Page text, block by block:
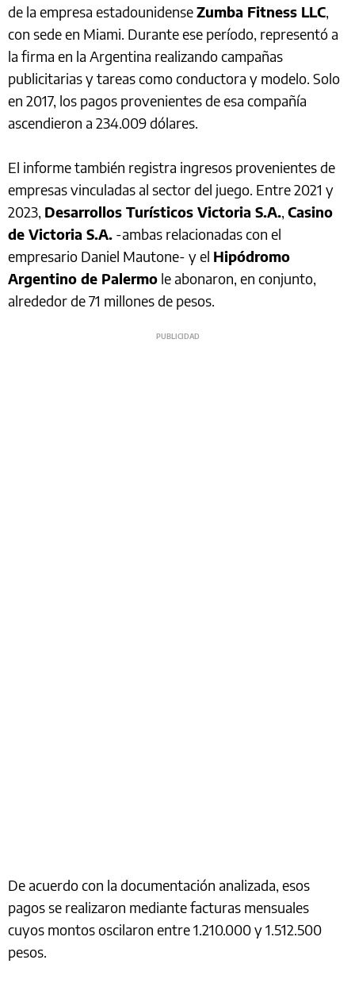
de la empresa estadounidenseZumba Fitness LLC,
con sede en Miami. Durante ese período, representó a
la firma en la Argentina realizando campañas
publicitarias y tareas como conductora y modelo. Solo
en 2017, los pagos provenientes de esa compañía
ascendieron a 234.009 dólares.
El informe también registra ingresos provenientes de
empresas vinculadas al sector del juego. Entre 2021 y
2023, Desarrollos Turísticos Victoria S.A., Casino
de Victoria S.A. -ambas relacionadas con el
empresario Daniel Mautone- y el Hipódromo
Argentino de Palermo le abonaron, en conjunto,
alrededor de 71 millones de pesos.
De acuerdo con la documentación analizada, esos
pagos se realizaron mediante facturas mensuales
cuyos montos oscilaron entre 1.210.000 y 1.512.500
pesos.